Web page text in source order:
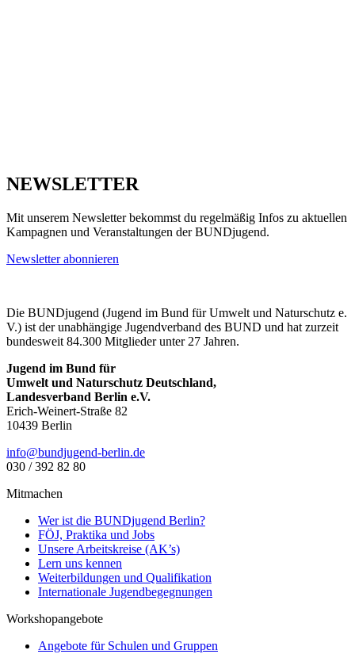
NEWSLETTER
Mit unserem Newsletter bekommst du regelmäßig Infos zu aktuellen
Kampagnen und Veranstaltungen der BUNDjugend.
Newsletter abonnieren
Die BUNDjugend (Jugend im Bund für Umwelt und Naturschutz e.
V.) ist der unabhängige Jugendverband des BUND und hat zurzeit
bundesweit 84.300 Mitglieder unter 27 Jahren.
Jugend im Bund für
Umwelt und Naturschutz Deutschland,
Landesverband Berlin e.V.
Erich-Weinert-Straße 82
10439 Berlin
ed.nilreb-dnegujdnub@ofni
030 / 392 82 80
Mitmachen
Wer ist die BUNDjugend Berlin?
FÖJ, Praktika und Jobs
Unsere Arbeitskreise (AK’s)
Lern uns kennen
Weiterbildungen und Qualifikation
Internationale Jugendbegegnungen
Workshopangebote
Angebote für Schulen und Gruppen